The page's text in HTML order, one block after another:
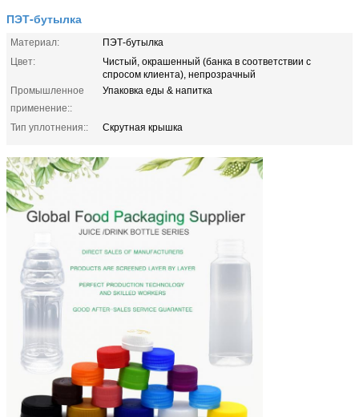
ПЭТ-бутылка
Материал:
ПЭТ-бутылка
Цвет:
Чистый, окрашенный (банка в соответствии с
спросом клиента), непрозрачный
Промышленное
применение::
Упаковка еды & напитка
Тип уплотнения:: Скрутная крышка